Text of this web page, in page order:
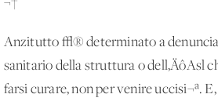
¬†
Anzitutto √® determinato a
sanitario della struttura o dell‚ÄôAsl
farsi curare, non per venire uccisi¬ª.